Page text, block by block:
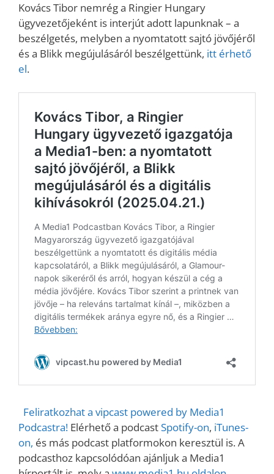
Kovács Tibor nemrég a Ringier Hungary
ügyvezetőjeként is interjút adott lapunknak – a
beszélgetés, melyben a nyomtatott sajtó jövőjéről
és a Blikk megújulásáról beszélgettünk, itt érhető
el.
Feliratkozhat a vipcast powered by Media1
Podcastra! Elérhető a podcastSpotify-on, iTunes-
on, és más podcast platformokon keresztül is. A
podcasthoz kapcsolódóan ajánljuk a Media1